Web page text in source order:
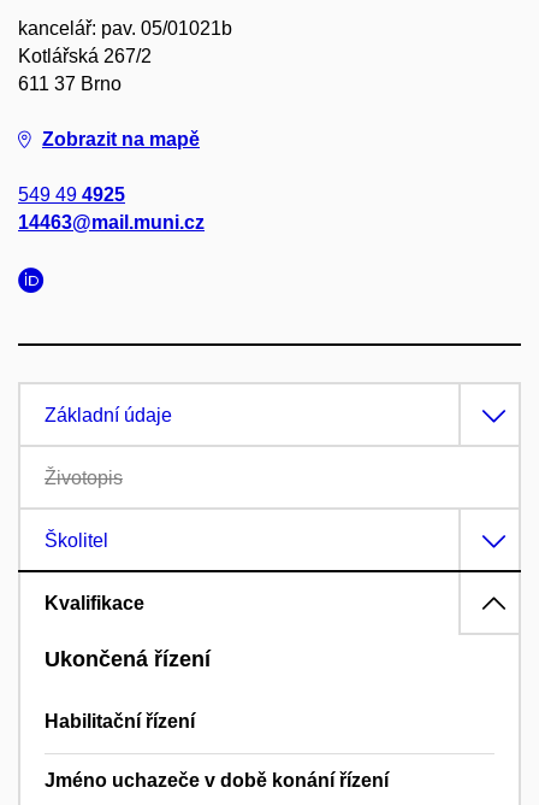
kancelář: pav. 05/01021b
Kotlářská 267/2
611 37 Brno
Zobrazit na mapě
549 49 4925
14463@mail.muni.cz
Základní údaje
Životopis
Školitel
Kvalifikace
Ukončená řízení
Habilitační řízení
Jméno uchazeče v době konání řízení